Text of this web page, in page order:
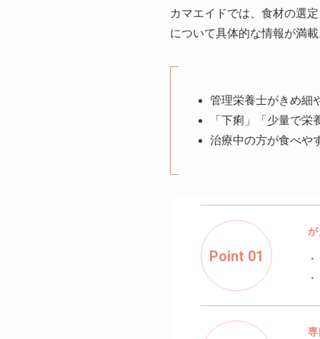
カマエイドでは、食材の選
について具体的な情報が満
管理栄養士がきめ細
「下痢」「少量で
治療中の方が食べや
Point 01